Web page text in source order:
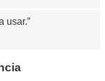
usar.